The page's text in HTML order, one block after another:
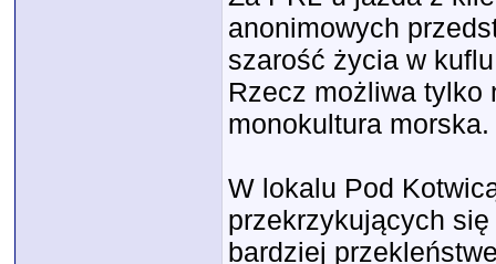
anonimowych
szarość życia w
Rzecz możliwa tylko
monokultura morska.
W lokalu Pod
przekrzykujących
bardziej